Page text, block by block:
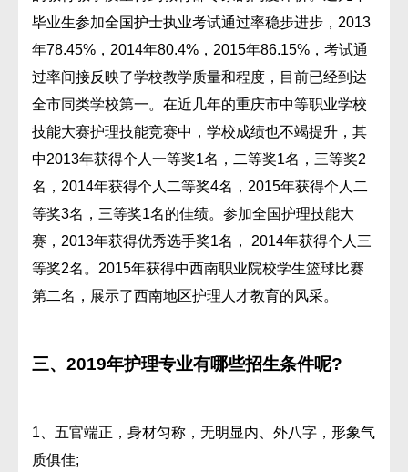
毕业生参加全国护士执业考试通过率稳步进步，2013
年78.45%，2014年80.4%，2015年86.15%，考试通
过率间接反映了学校教学质量和程度，目前已经到达
全市同类学校第一。在近几年的重庆市中等职业学校
技能大赛护理技能竞赛中，学校成绩也不竭提升，其
中2013年获得个人一等奖1名，二等奖1名，三等奖2
名，2014年获得个人二等奖4名，2015年获得个人二
等奖3名，三等奖1名的佳绩。参加全国护理技能大
赛，2013年获得优秀选手奖1名， 2014年获得个人三
等奖2名。2015年获得中西南职业院校学生篮球比赛
第二名，展示了西南地区护理人才教育的风采。
三、2019年护理专业有哪些招生条件呢?
1、五官端正，身材匀称，无明显内、外八字，形象气
质俱佳;